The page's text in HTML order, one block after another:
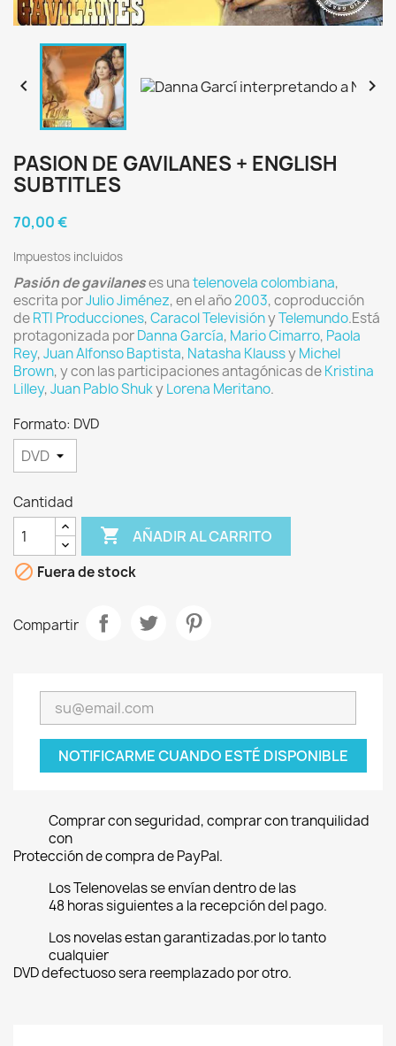
 
PASION DE GAVILANES + ENGLISH
SUBTITLES
70,00 €
Impuestos incluidos
Pasión de gavilaneses unatelenovelacolombiana,
escrita porJulio Jiménez, en el año2003, coproducción
deRTI Producciones,Caracol TelevisiónyTelemundo.Está
protagonizada porDanna García, Mario Cimarro, Paola
Rey,Juan Alfonso Baptista, Natasha KlaussyMichel
Brown, y con las participaciones antagónicas deKristina
Lilley,Juan Pablo ShukyLorena Meritano.
Formato: DVD
Cantidad
 AÑADIR AL CARRITO
 Fuera de stock
Compartir
NOTIFICARME CUANDO ESTÉ DISPONIBLE
Comprar con seguridad, comprar con tranquilidad
con
Protección de compra de PayPal.
Los Telenovelas se envían dentro de las
48 horas siguientes a la recepción del pago.
Los novelas estan garantizadas.por lo tanto
cualquier
DVD defectuoso sera reemplazado por otro.